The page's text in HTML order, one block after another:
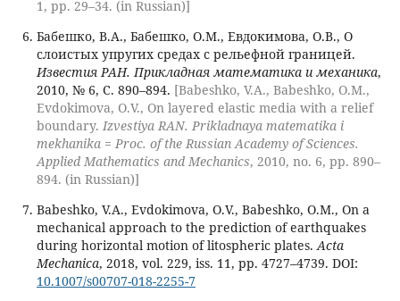
1, pp. 29–34. (in Russian)]
Бабешко, В.А., Бабешко, О.М., Евдокимова, О.В., О
слоистых упругих средах с рельефной границей.
Известия РАН. Прикладная математика и механика,
2010, № 6, С. 890–894. [Babeshko, V.A., Babeshko, O.M.,
Evdokimova, O.V., On layered elastic media with a relief
boundary. Izvestiya RAN. Prikladnaya matematika i
mekhanika = Proc. of the Russian Academy of Sciences.
Applied Mathematics and Mechanics, 2010, no. 6, pp. 890–
894. (in Russian)]
Babeshko, V.A., Evdokimova, O.V., Babeshko, O.M., On a
mechanical approach to the prediction of earthquakes
during horizontal motion of litospheric plates. Acta
Mechanica, 2018, vol. 229, iss. 11, pp. 4727–4739. DOI:
10.1007/s00707-018-2255-7